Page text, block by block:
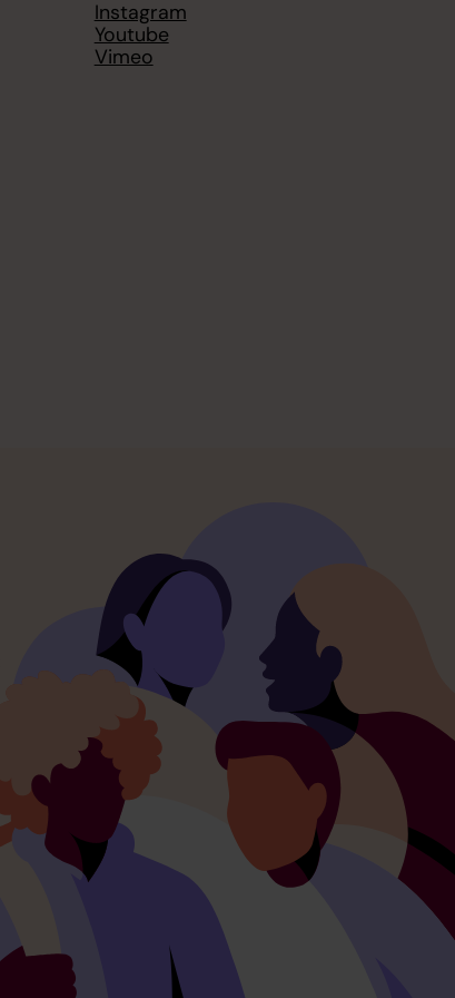
Instagram
Youtube
Vimeo